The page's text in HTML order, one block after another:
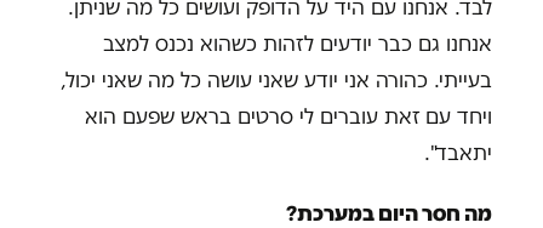
לבד. אנחנו עם היד על הדופק ועושים כל מה שניתן.
אנחנו גם כבר יודעים לזהות כשהוא נכנס למצב
בעייתי. כהורה אני יודע שאני עושה כל מה שאני יכול,
ויחד עם זאת עוברים לי סרטים בראש שפעם הוא
יתאבד".
מה חסר היום במערכת?